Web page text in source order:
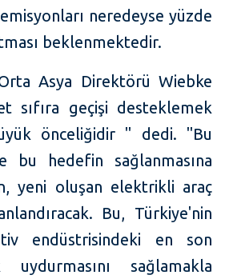
neredeyse yüzde
beklenmektedir.
Asya Direktörü Wiebke
sıfıra geçişi desteklemek
önceliğidir " dedi. "Bu
bu hedefin sağlanmasına
yeni oluşan elektrikli araç
Bu, Türkiye'nin
endüstrisindeki en son
sağlamakla